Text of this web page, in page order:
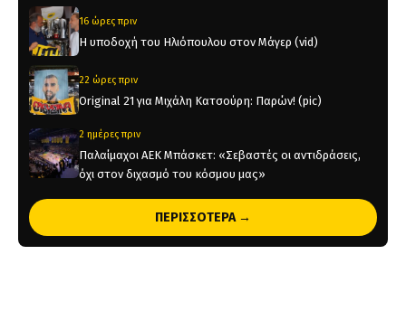
16 ώρες πριν
Η υποδοχή του Ηλιόπουλου στον Μάγερ (vid)
22 ώρες πριν
Original 21 για Μιχάλη Κατσούρη: Παρών! (pic)
2 ημέρες πριν
Παλαίμαχοι ΑΕΚ Μπάσκετ: «Σεβαστές οι αντιδράσεις,
όχι στον διχασμό του κόσμου μας»
2 ημέρες πριν
Χάντμπολ Γυναικών: Παίκτρια της ΑΕΚ η Νικολίνα
ΠΕΡΙΣΣΟΤΕΡΑ →